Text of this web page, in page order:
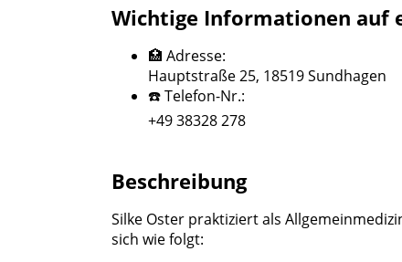
Wichtige Informationen auf
🏥 Adresse:
Hauptstraße 25, 18519 Sundhagen
☎️ Telefon-Nr.:
+49 38328 278
Beschreibung
Silke Oster praktiziert als
sich wie folgt: